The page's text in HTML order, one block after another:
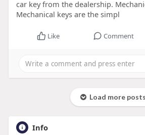
car key from the dealership.
Mechanical keys are the simpl
Like Comment
Load more posts
Info